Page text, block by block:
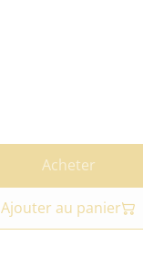
Acheter
Ajouter au panier